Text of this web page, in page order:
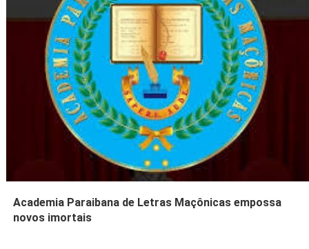
Academia Paraibana de Letras Maçônicas empossa
novos imortais